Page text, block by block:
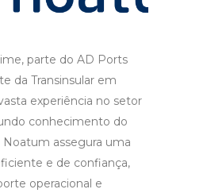
parte do AD Ports
da Transinsular em
experiência no setor
conhecimento do
Noatum assegura uma
e de confiança,
operacional e